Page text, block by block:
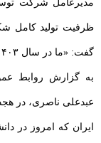
مدیرعامل شرکت
ظرفیت تولید کامل
گفت: «ما در سال ۱۴۰۳ به تمام ظرفیت تولیدی شکر خواهیم رسید».
به گزارش روابط
عبدعلی ناصری، در
ایران که امروز در